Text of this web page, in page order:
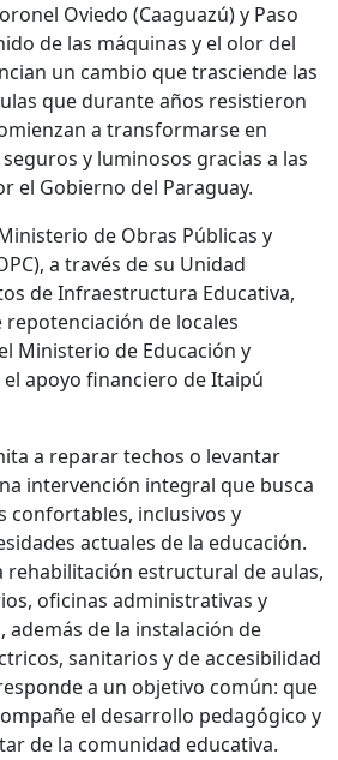
Oviedo (Caaguazú) y Paso
de las máquinas y el olor del
un cambio que trasciende las
que durante años resistieron
a transformarse en
y luminosos gracias a las
el Gobierno del Paraguay.
de Obras Públicas y
a través de su Unidad
de Infraestructura Educativa,
de locales
Ministerio de Educación y
el apoyo financiero de Itaipú
a reparar techos o levantar
intervención integral que busca
confortables, inclusivos y
actuales de la educación.
rehabilitación estructural de aulas,
oficinas administrativas y
además de la instalación de
sanitarios y de accesibilidad
a un objetivo común: que
el desarrollo pedagógico y
de la comunidad educativa.